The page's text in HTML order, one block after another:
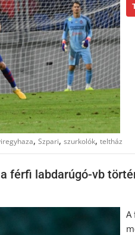
, Szpari, szurkolók, teltház
férfi labdarúgó-vb
A